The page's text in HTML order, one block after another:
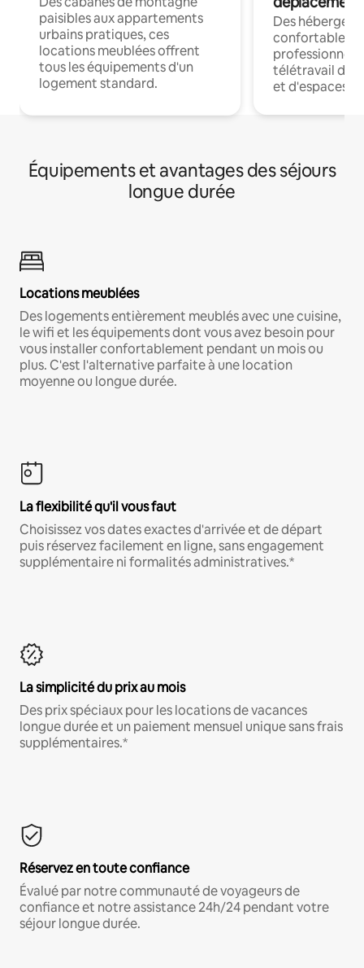
paisibles aux appartements
urbains pratiques, ces
locations meublées offrent
tous les équipements d'un
logement standard.
Des
confortables
professionnels
télétravail
et d'espaces
Équipements et avantages des séjours
longue durée
Locations meublées
Des logements entièrement meublés avec une cuisine,
le wifi et les équipements dont vous avez besoin pour
vous installer confortablement pendant un mois ou
plus. C'est l'alternative parfaite à une location
moyenne ou longue durée.
La flexibilité qu'il vous faut
Choisissez vos dates exactes d'arrivée et de départ
puis réservez facilement en ligne, sans engagement
supplémentaire ni formalités administratives.*
La simplicité du prix au mois
Des prix spéciaux pour les locations de vacances
longue durée et un paiement mensuel unique sans frais
supplémentaires.*
Réservez en toute confiance
Évalué par notre communauté de voyageurs de
confiance et notre assistance 24h/24 pendant votre
séjour longue durée.